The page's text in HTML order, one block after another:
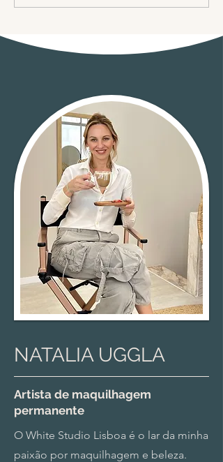
NATALIA UGGLA
Artista de maquilhagem
permanente
O White Studio Lisboa é o lar da minha
paixão por maquilhagem e beleza.